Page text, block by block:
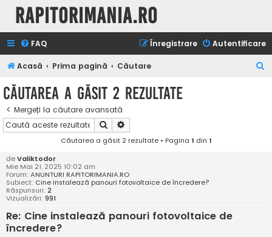
Rapitorimania.ro
FAQ Autentificare
Înregistrare
Acasă Prima pagină Căutare
Căutarea a găsit 2 rezultate
Mergeți la căutare avansată
Căutare
Căutarea a găsit 2 rezultate • Pagina 1 din 1
deValiktodor
Mie Mai 21, 2025 10:02 am
Forum: ANUNTURI RAPITORIMANIA.RO
Subiect: Cine instalează panouri fotovoltaice de încredere?
Răspunsuri: 2
Vizualizări: 991
Re: Cine instalează panouri fotovoltaice de
încredere?